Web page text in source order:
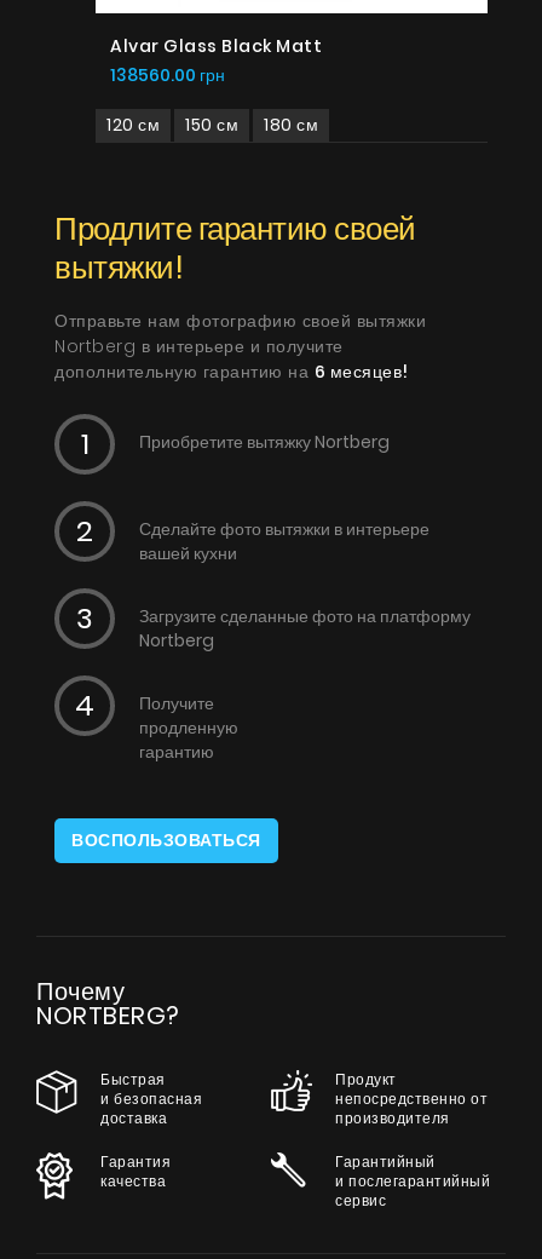
Alvar Glass Black Matt
138560.00 грн
120 см 150 см 180 см
Продлите гарантию своей
вытяжки!
Отправьте нам фотографию своей вытяжки
Nortberg в интерьере и получите
дополнительную гарантию на 6 месяцев!
Приобретите вытяжку Nortberg
Сделайте фото вытяжки в интерьере
вашей кухни
Загрузите сделанные фото на платформу
Nortberg
Получите
продленную
гарантию
ВОСПОЛЬЗОВАТЬСЯ
Почему
NORTBERG?
Быстрая
и безопасная
доставка
Продукт
непосредственно от
производителя
Гарантия
качества
Гарантийный
и послегарантийный
сервис